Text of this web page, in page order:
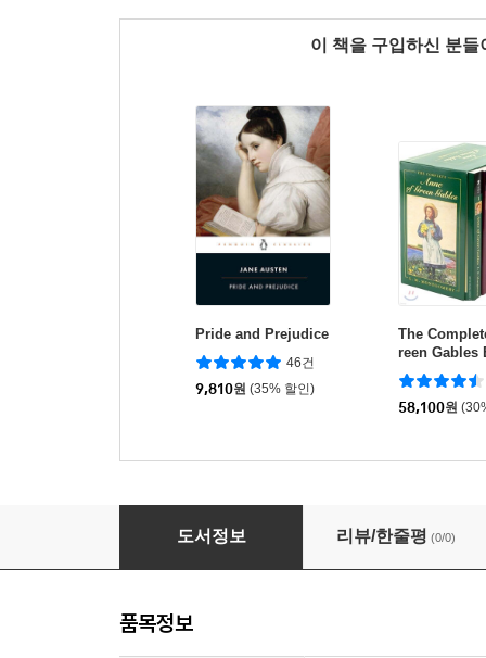
이 책을 구입하신 분
Pride and Prejudice
46건
9,810원 (35% 할인)
The
reen Gables
on
58,100원
Merriam-Webster's Collegiate Dictionary, 12/
도서정보 리뷰/한줄평 (0/0)
품목정보